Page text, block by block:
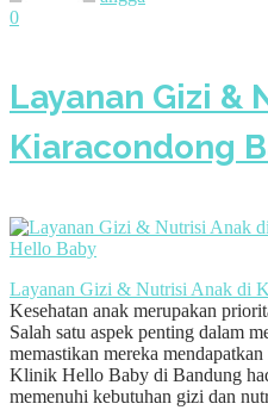
0
Layanan Gizi &
Kiaracondong
Layanan Gizi & Nutrisi Anak di
Kesehatan anak merupakan
Salah satu aspek penting dalam
memastikan mereka
Klinik Hello Baby di Bandung
memenuhi kebutuhan gizi dan